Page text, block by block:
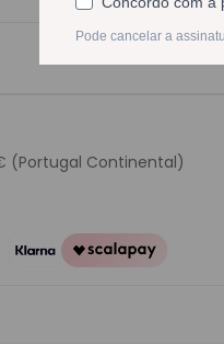
(Portugal Continental)